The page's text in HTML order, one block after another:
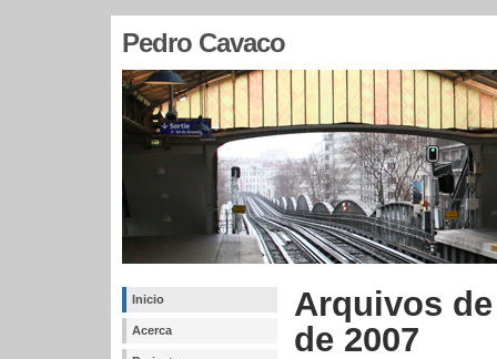
Pedro Cavaco
Inicio
Acerca
Arquivos
de 2007